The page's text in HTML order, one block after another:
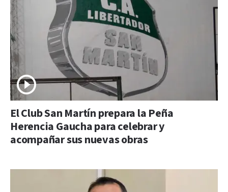
El Club San Martín prepara la Peña
Herencia Gaucha para celebrar y
acompañar sus nuevas obras